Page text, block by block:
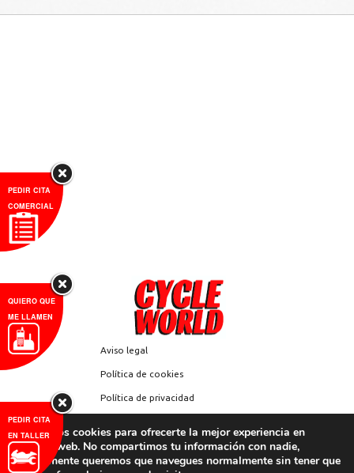
PEDIR CITA
EN TALLER
QUIERO QUE
ME LLAMEN
PEDIR CITA
COMERCIAL
Utilizamos cookies para ofrecerte la mejor experiencia en
nuestra web. No compartimos tu información con nadie,
simplemente queremos que navegues normalmente sin tener que
Aviso legal
Política de cookies
Política de privacidad
Contacto y localización
Moto alquiler